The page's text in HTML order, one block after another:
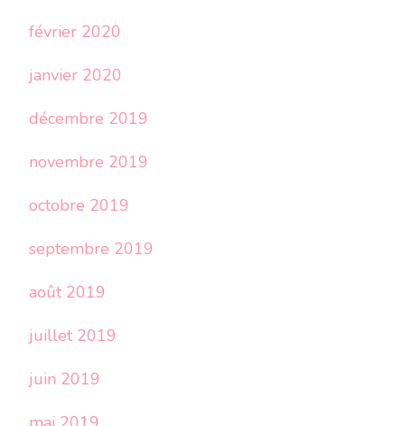
février 2020
janvier 2020
décembre 2019
novembre 2019
octobre 2019
septembre 2019
août 2019
juillet 2019
juin 2019